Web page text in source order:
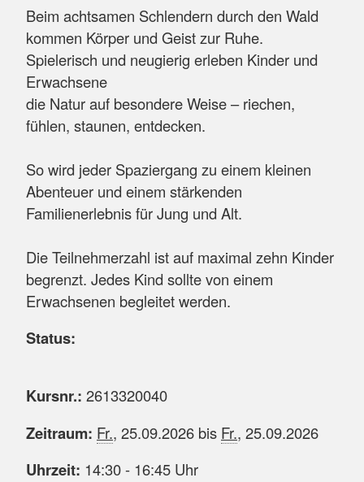
Beim achtsamen Schlendern durch den Wald
kommen Körper und Geist zur Ruhe.
Spielerisch und neugierig erleben Kinder und
Erwachsene
die Natur auf besondere Weise – riechen,
fühlen, staunen, entdecken.
So wird jeder Spaziergang zu einem kleinen
Abenteuer und einem stärkenden
Familienerlebnis für Jung und Alt.
Die Teilnehmerzahl ist auf maximal zehn Kinder
begrenzt. Jedes Kind sollte von einem
Erwachsenen begleitet werden.
Status:
Kursnr.: 2613320040
Zeitraum: Fr., 25.09.2026 bis Fr., 25.09.2026
Uhrzeit: 14:30 - 16:45 Uhr